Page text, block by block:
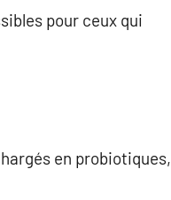
pour ceux qui
en probiotiques,